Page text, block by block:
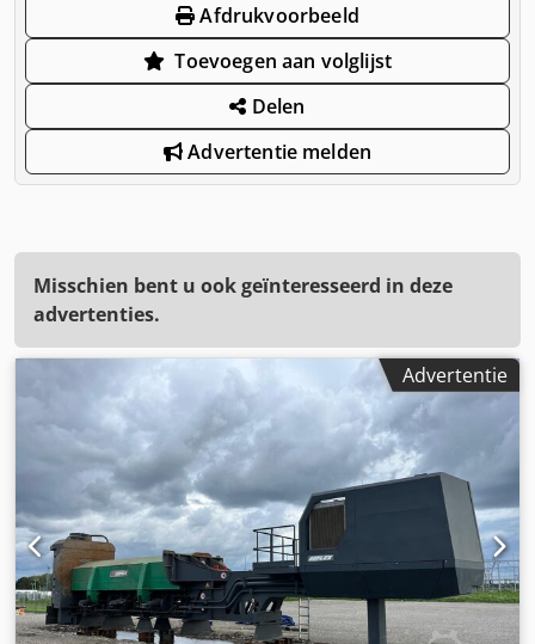
Afdrukvoorbeeld
Toevoegen aan volglijst
Delen
Advertentie melden
Misschien bent u ook geïnteresseerd in deze
advertenties.
Advertentie